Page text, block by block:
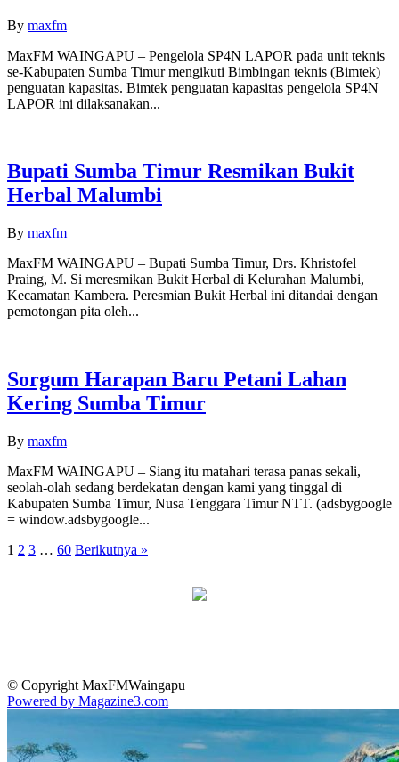
By maxfm
MaxFM WAINGAPU – Pengelola SP4N LAPOR pada unit teknis
se-Kabupaten Sumba Timur mengikuti Bimbingan teknis (Bimtek)
penguatan kapasitas. Bimtek penguatan kapasitas pengelola SP4N
LAPOR ini dilaksanakan...
Bupati Sumba Timur Resmikan Bukit
Herbal Malumbi
By maxfm
MaxFM WAINGAPU – Bupati Sumba Timur, Drs. Khristofel
Praing, M. Si meresmikan Bukit Herbal di Kelurahan Malumbi,
Kecamatan Kambera. Peresmian Bukit Herbal ini ditandai dengan
pemotongan pita oleh...
Sorgum Harapan Baru Petani Lahan
Kering Sumba Timur
By maxfm
MaxFM WAINGAPU – Siang itu matahari terasa panas sekali,
seolah-olah sedang berdekatan dengan kami yang tinggal di
Kabupaten Sumba Timur, Nusa Tenggara Timur NTT. (adsbygoogle
= window.adsbygoogle...
1 2 3 … 60 Berikutnya »
© Copyright MaxFMWaingapu
Powered by Magazine3.com